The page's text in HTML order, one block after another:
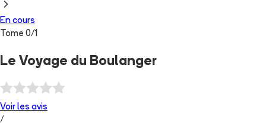
En cours
Tome 0/1
Le Voyage du Boulanger
Voir les avis
/